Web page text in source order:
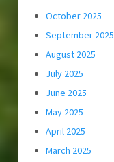
October 2025
September 2025
August 2025
July 2025
June 2025
May 2025
April 2025
March 2025